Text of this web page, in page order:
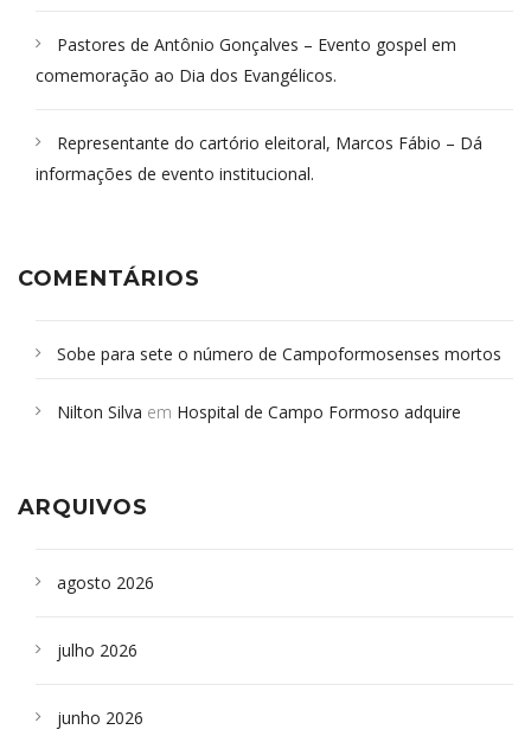
Pastores de Antônio Gonçalves – Evento gospel em
comemoração ao Dia dos Evangélicos.
Representante do cartório eleitoral, Marcos Fábio – Dá
informações de evento institucional.
COMENTÁRIOS
Sobe para sete o número de Campoformosenses mortos
Campoformosenses que morreram em desabamentos são
Nilton Silva em Hospital de Campo Formoso adquire
ARQUIVOS
agosto 2026
julho 2026
junho 2026